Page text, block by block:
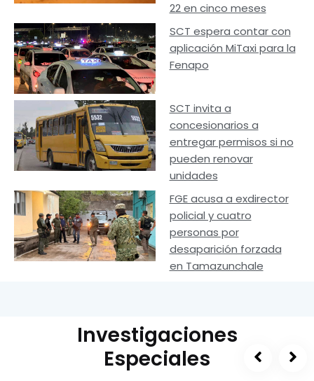
22 en cinco meses
SCT espera contar con
aplicación MiTaxi para la
Fenapo
SCT invita a
concesionarios a
entregar permisos si no
pueden renovar
unidades
FGE acusa a exdirector
policial y cuatro
personas por
desaparición forzada
en Tamazunchale
Investigaciones
Especiales